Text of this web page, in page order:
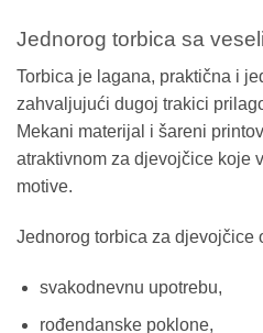
Jednorog torbica sa
Torbica je lagana, praktična i
zahvaljujući dugoj trakici
Mekani materijal i šareni
atraktivnom za djevojčice koje
motive.
Jednorog torbica za djevojčice
svakodnevnu upotrebu,
rođendanske poklone,